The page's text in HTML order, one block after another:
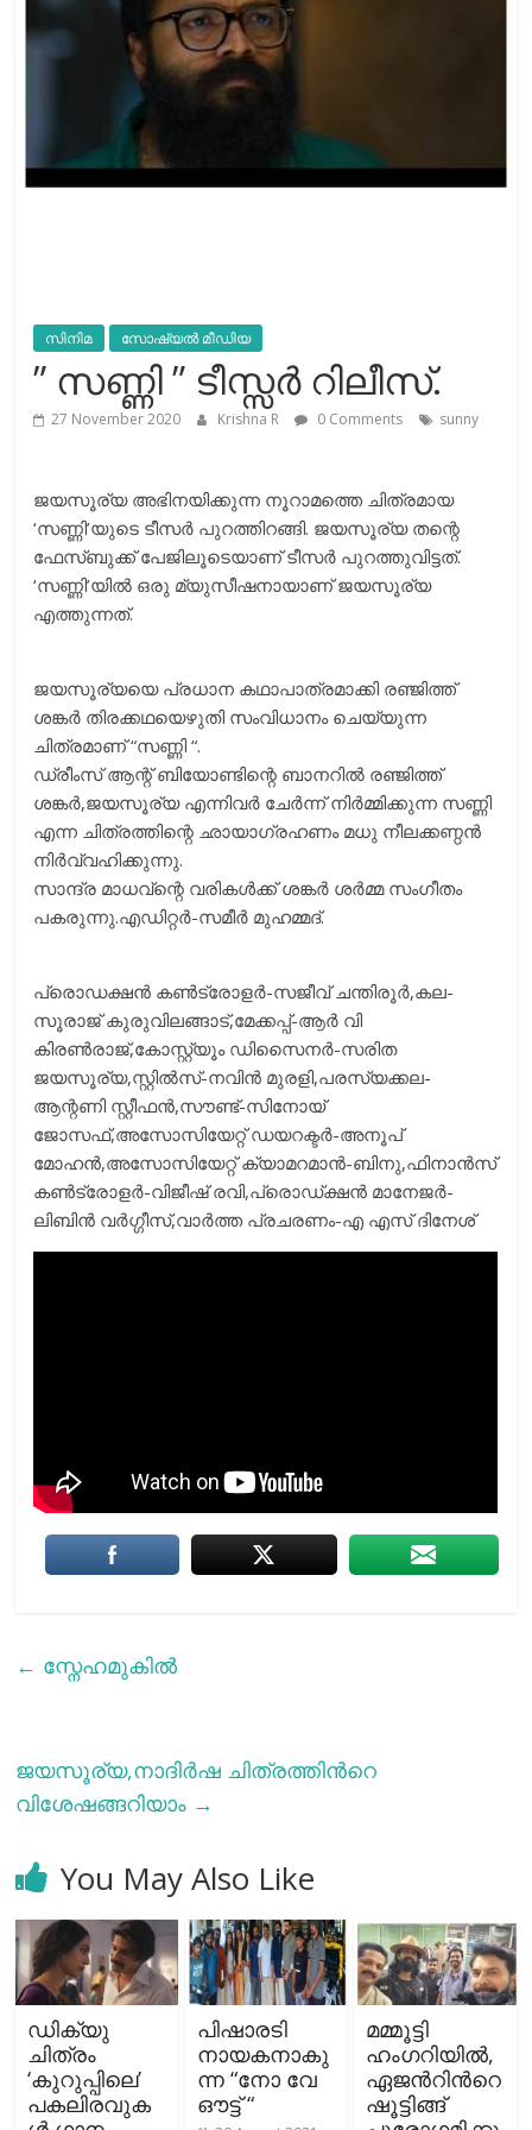
സിനിമ സോഷ്യല്‍ മീഡിയ
” സണ്ണി ” ടീസ്സര്‍ റിലീസ്.
27 November 2020 Krishna R 0 Comments sunny
ജയസൂര്യ അഭിനയിക്കുന്ന നൂറാമത്തെ ചിത്രമായ
‘സണ്ണി’യുടെ ടീസര്‍ പുറത്തിറങ്ങി. ജയസൂര്യ തന്റെ
ഫേസ്ബുക്ക് പേജിലൂടെയാണ് ടീസര്‍ പുറത്തുവിട്ടത്.
‘സണ്ണി’യില്‍ ഒരു മ്യുസീഷനായാണ് ജയസൂര്യ
എത്തുന്നത്.
ജയസൂര്യയെ പ്രധാന കഥാപാത്രമാക്കി രഞ്ജിത്ത്
ശങ്കര്‍ തിരക്കഥയെഴുതി സംവിധാനം ചെയ്യുന്ന
ചിത്രമാണ് “സണ്ണി “.
ഡ്രീംസ് ആന്റ് ബിയോണ്ടിന്റെ ബാനറില്‍ രഞ്ജിത്ത്
ശങ്കര്‍,ജയസൂര്യ എന്നിവര്‍ ചേര്‍ന്ന് നിര്‍മ്മിക്കുന്ന സണ്ണി
എന്ന ചിത്രത്തിന്റെ ഛായാഗ്രഹണം മധു നീലക്കണ്ഠന്‍
നിര്‍വ്വഹിക്കുന്നു.
സാന്ദ്ര മാധവ്ന്റെ വരികള്‍ക്ക് ശങ്കര്‍ ശര്‍മ്മ സംഗീതം
പകരുന്നു.എഡിറ്റര്‍-സമീര്‍ മുഹമ്മദ്.
പ്രൊഡക്ഷന്‍ കണ്‍ട്രോളര്‍-സജീവ് ചന്തിരൂര്‍,കല-
സൂരാജ് കുരുവിലങ്ങാട്,മേക്കപ്പ്-ആര്‍ വി
കിരണ്‍രാജ്,കോസ്റ്റ്യൂം ഡിസെെനര്‍-സരിത
ജയസൂര്യ,സ്റ്റില്‍സ്-നവിന്‍ മുരളി,പരസ്യക്കല-
ആന്റണി സ്റ്റീഫന്‍,സൗണ്ട്-സിനോയ്
ജോസഫ്,അസോസിയേറ്റ് ഡയറക്ടര്‍-അനൂപ്
മോഹന്‍,അസോസിയേറ്റ് ക്യാമറമാന്‍-ബിനു,ഫിനാന്‍സ്
കണ്‍ട്രോളര്‍-വിജീഷ് രവി,പ്രൊഡ്ക്ഷന്‍ മാനേജര്‍-
ലിബിന്‍ വര്‍ഗ്ഗീസ്,വാര്‍ത്ത പ്രചരണം-എ എസ് ദിനേശ്
← സ്നേഹമുകിൽ
ജയസൂര്യ,നാദിര്‍ഷ ചിത്രത്തിന്‍റെ
വിശേഷങ്ങറിയാം →
You May Also Like
ഡിക്യു
ചിത്രം
‘കുറുപ്പിലെ’
പകലിരവുക
പിഷാരടി
നായകനാകു
ന്ന “നോ വേ
ഔട്ട് “
മമ്മൂട്ടി
ഹംഗറിയിൽ,
ഏജന്‍റിന്‍റെ
ഷൂട്ടിങ്ങ്